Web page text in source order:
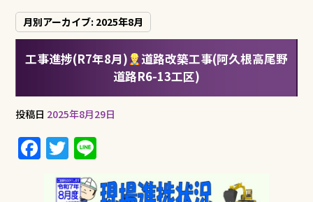
月別アーカイブ: 2025年8月
工事進捗(R7年8月)
道路改築工事(阿久根高尾野
道路R6-13工区)
投稿日 2025年8月29日
F
a
T
w
it e